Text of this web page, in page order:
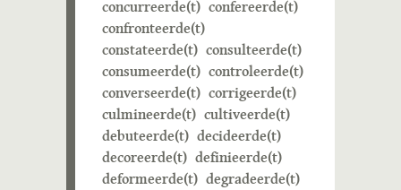
concurreerde(t) confereerde(t)
confronteerde(t)
constateerde(t) consulteerde(t)
consumeerde(t) controleerde(t)
converseerde(t) corrigeerde(t)
culmineerde(t) cultiveerde(t)
debuteerde(t) decideerde(t)
decoreerde(t) definieerde(t)
deformeerde(t) degradeerde(t)